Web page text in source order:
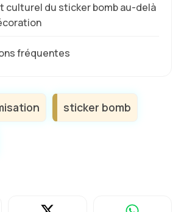
culturel du sticker bomb au-delà
fréquentes
sticker bomb